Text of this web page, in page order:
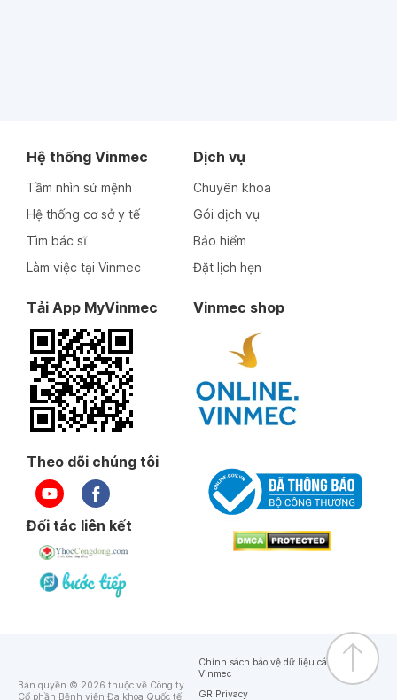
Hệ thống Vinmec
Tầm nhìn sứ mệnh
Hệ thống cơ sở y tế
Tìm bác sĩ
Làm việc tại Vinmec
Dịch vụ
Chuyên khoa
Gói dịch vụ
Bảo hiểm
Đặt lịch hẹn
Tải App MyVinmec Vinmec shop
Theo dõi chúng tôi
Đối tác liên kết
Bản quyền © 2026 thuộc về Công ty
Cổ phần Bệnh viện Đa khoa Quốc tế
Chính sách bảo vệ dữ liệu cá nhân của
Vinmec
GR Privacy